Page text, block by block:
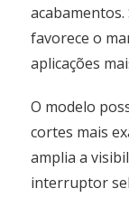
favorece o
aplicações
O modelo
cortes mais
amplia a
interruptor